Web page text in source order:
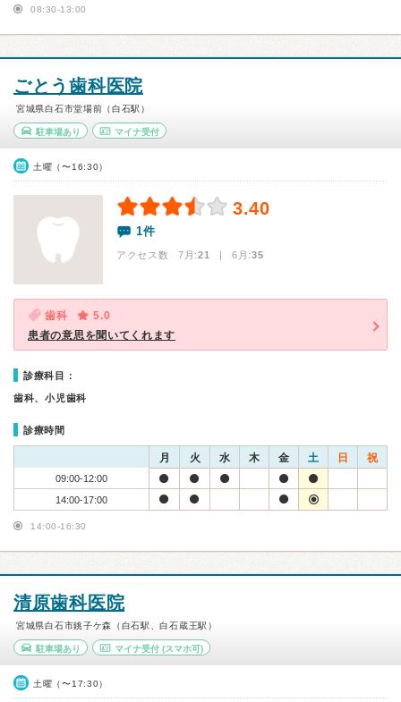
08:30-13:00
ごとう歯科医院
宮城県白石市堂場前（白石駅）
駐車場あり マイナ受付
土曜（〜16:30）
3.40
1件
アクセス数 7月:21 | 6月:35
歯科
5.0
患者の意思を聞いてくれます
診療科目：
歯科、小児歯科
診療時間
月 火 水 木 金 土 日 祝
09:00-12:00
14:00-17:00
14:00-16:30
清原歯科医院
宮城県白石市銚子ケ森（白石駅、白石蔵王駅）
駐車場あり マイナ受付(スマホ可)
土曜（〜17:30）